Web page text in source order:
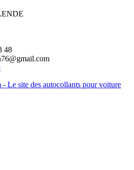
48
Le site des autocollants pour voiture